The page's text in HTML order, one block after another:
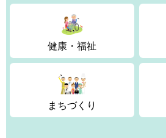
健康・福祉
まちづくり